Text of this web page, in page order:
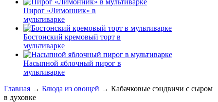
Пирог «Лимонник» в
мультиварке
Бостонский кремовый торт в
мультиварке
Насыпной яблочный пирог в
мультиварке
Главная → Блюда из овощей → Кабачковые сэндвичи с сыром
в духовке